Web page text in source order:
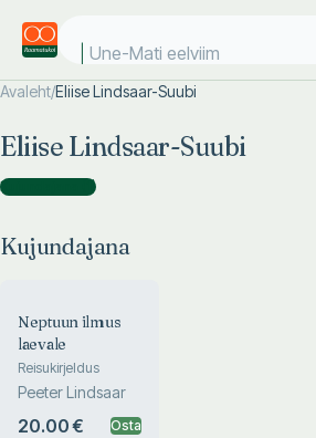
Une-Mati eelviima
Avaleht/Eliise Lindsaar-Suubi
Eliise Lindsaar-Suubi
Kujundajana )
Kujundajana
Neptuun ilmus
laevale
Reisukirjeldus
Peeter Lindsaar
20.00 € Osta